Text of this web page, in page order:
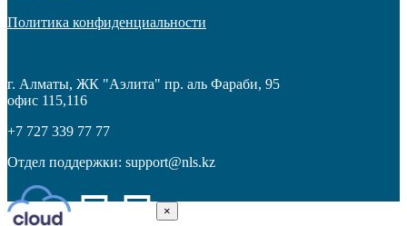
Политика конфиденциальности
г. Алматы, ЖК "Аэлита" пр. аль Фараби, 95
офис 115,116
+7 727 339 77 77
Отдел поддержки: support@nls.kz
×